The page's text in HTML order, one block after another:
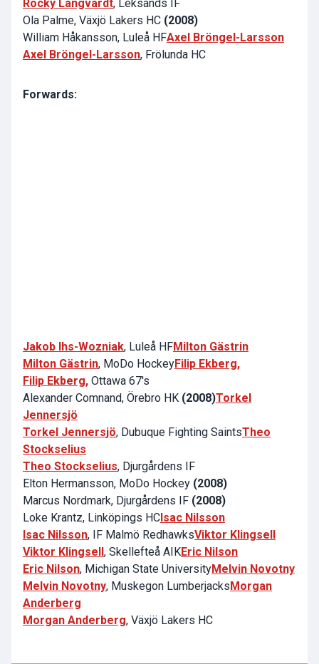
Rocky Langvardt, Leksands IF
Ola Palme, Växjö Lakers HC (2008)
William Håkansson, Luleå HFAxel Bröngel-Larsson
Axel Bröngel-Larsson, Frölunda HC
Forwards:
Jakob Ihs-Wozniak, Luleå HFMilton Gästrin
Milton Gästrin, MoDo HockeyFilip Ekberg,
Filip Ekberg, Ottawa 67's
Alexander Comnand, Örebro HK (2008)Torkel
Jennersjö
Torkel Jennersjö, Dubuque Fighting SaintsTheo
Stockselius
Theo Stockselius, Djurgårdens IF
Elton Hermansson, MoDo Hockey (2008)
Marcus Nordmark, Djurgårdens IF (2008)
Loke Krantz, Linköpings HC Isac Nilsson
Isac Nilsson, IF Malmö RedhawksViktor Klingsell
Viktor Klingsell , Skellefteå AIKEric Nilson
Eric Nilson, Michigan State UniversityMelvin Novotny
Melvin Novotny, Muskegon Lumberjacks Morgan
Anderberg
Morgan Anderberg, Växjö Lakers HC